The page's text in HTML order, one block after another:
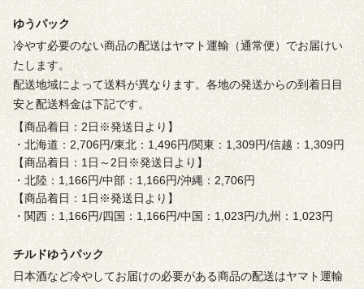
ゆうパック
冷やす必要のない商品の配送はヤマト運輸（通常便）でお届けい
たします。
配送地域によって送料が異なります。各地の発送からの到着日目
安と配送料金は下記です。
【商品着日：2日※発送日より】
・北海道：2,706円/東北：1,496円/関東：1,309円/信越：1,309円
【商品着日：1日～2日※発送日より】
・北陸：1,166円/中部：1,166円/沖縄：2,706円
【商品着日：1日※発送日より】
・関西：1,166円/四国：1,166円/中国：1,023円/九州：1,023円
チルドゆうパック
日本酒など冷やしてお届けの必要がある商品の配送はヤマト運輸